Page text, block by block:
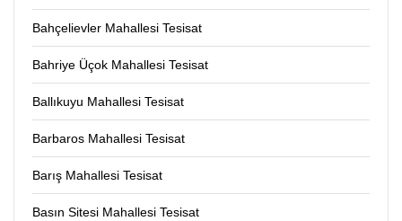
Bahçelievler Mahallesi Tesisat
Bahriye Üçok Mahallesi Tesisat
Ballıkuyu Mahallesi Tesisat
Barbaros Mahallesi Tesisat
Barış Mahallesi Tesisat
Basın Sitesi Mahallesi Tesisat